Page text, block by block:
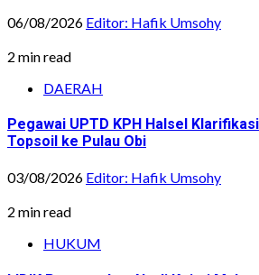
06/08/2026 Editor: Hafik Umsohy
2 min read
DAERAH
Pegawai UPTD KPH Halsel
Topsoil ke Pulau Obi
03/08/2026 Editor: Hafik Umsohy
2 min read
HUKUM